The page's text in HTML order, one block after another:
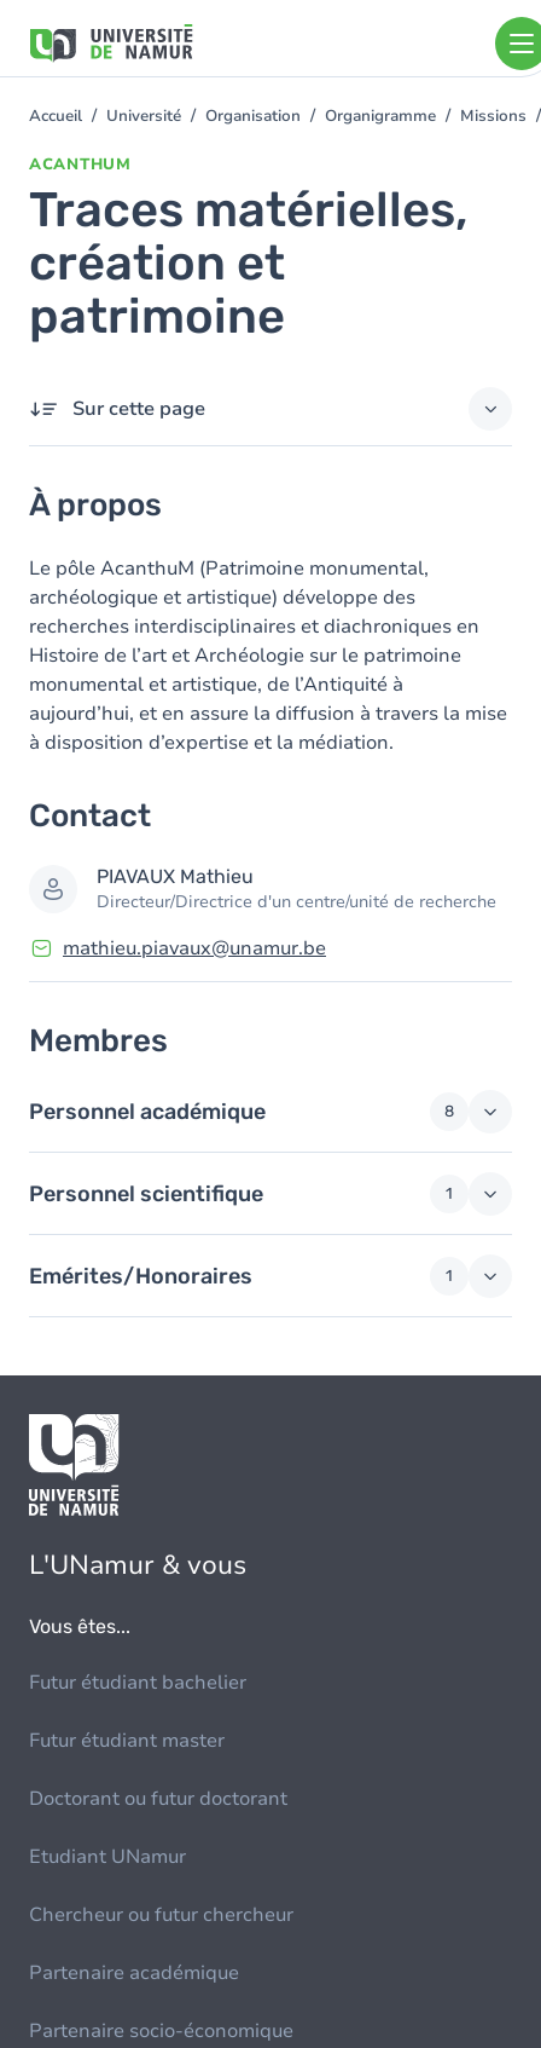
contenu
You
Accueil Université Organisation Organigramme Missions
ACANTHUM
Traces matérielles,
création et
patrimoine
Sur cette page
Contact
Membres
À propos
Le pôle AcanthuM (Patrimoine monumental,
archéologique et artistique) développe des
recherches interdisciplinaires et diachroniques en
Histoire de l’art et Archéologie sur le patrimoine
monumental et artistique, de l’Antiquité à
aujourd’hui, et en assure la diffusion à travers la mise
à disposition d’expertise et la médiation.
Contact
PIAVAUX Mathieu
Directeur/Directrice d'un centre/unité de recherche
mathieu.piavaux@unamur.be
Membres
Personnel académique 8
Personnel scientifique 1
Emérites/Honoraires 1
L'UNamur & vous
Vous êtes...
Futur étudiant bachelier
Futur étudiant master
Doctorant ou futur doctorant
Etudiant UNamur
Chercheur ou futur chercheur
Partenaire académique
Partenaire socio-économique